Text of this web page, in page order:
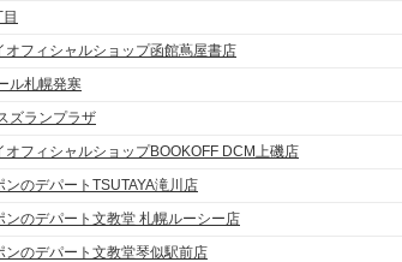
オフィシャルショップ函館蔦屋書店
ル札幌発寒
ズランプラザ
オフィシャルショップBOOKOFF DCM上磯店
のデパートTSUTAYA滝川店
ンのデパート文教堂 札幌ルーシー店
ンのデパート文教堂琴似駅前店